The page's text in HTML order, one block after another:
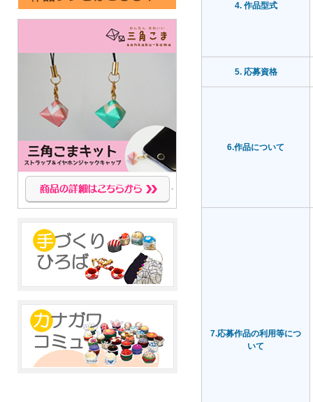
4. 作品型式
5. 応募資格
6.作品について
7.応募作品の利用等につ
いて